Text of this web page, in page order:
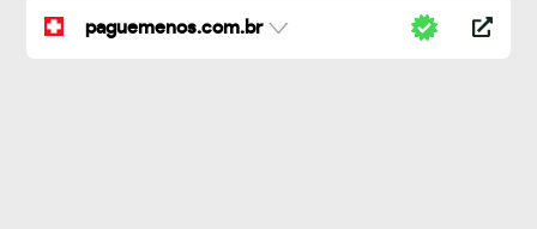
paguemenos.com.br